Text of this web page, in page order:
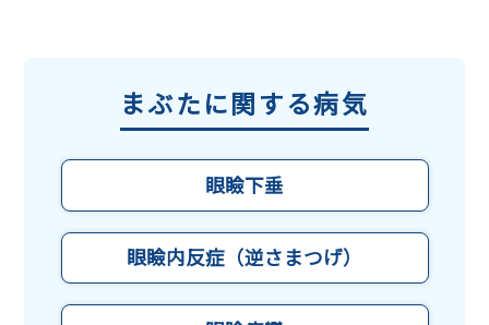
まぶたに関する病気
眼瞼下垂
眼瞼内反症（逆さまつげ）